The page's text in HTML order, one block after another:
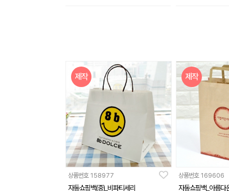
제작
상품번호 158977
자동쇼핑백(중)_비파티세리
제작
상품번호 169606
자동쇼핑백_아름다